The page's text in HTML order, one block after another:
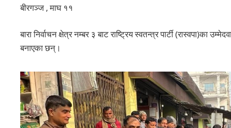
बीरगञ्ज , माघ ११
बारा निर्वाचन क्षेत्र नम्बर ३ बाट राष्ट्रिय स्वतन्त्र पार्टी (रास्वपा)का
बनाएका छन्।